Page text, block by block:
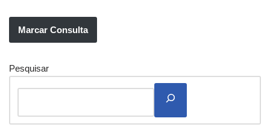
Marcar Consulta
Pesquisar